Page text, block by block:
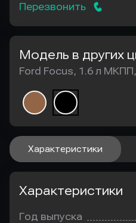
Перезвонить
Модель в других
Ford Focus, 1.6 л МКПП,
Характеристики
Характеристики
Год выпуска